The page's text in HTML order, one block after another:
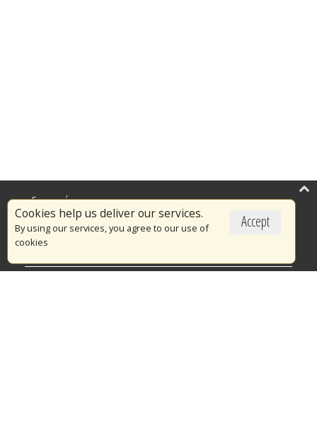
Accept
Cookies help us deliver our services.
By using our services, you agree to our use of
cookies
Επικαιρότητα
Το Πυροσβεστικό Σώμα